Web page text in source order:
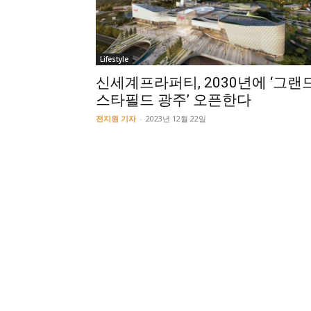
Lifestyle
신세계프라퍼티, 2030년에 ‘그랜
스타필드 광주’ 오픈한다
전지원 기자 - 2023년 12월 22일